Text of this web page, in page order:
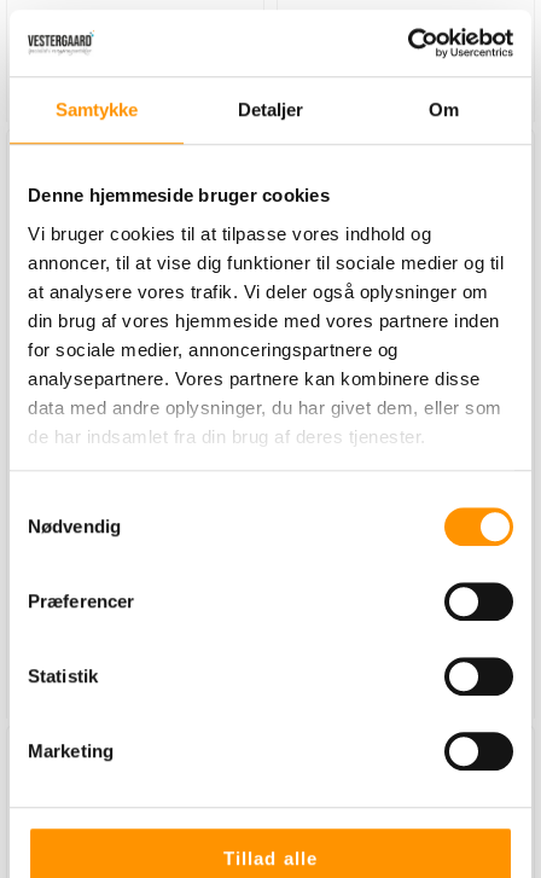
Samtykke Detaljer Om
Denne hjemmeside bruger cookies
Vi bruger cookies til at tilpasse vores indhold og
annoncer, til at vise dig funktioner til sociale medier og til
at analysere vores trafik. Vi deler også oplysninger om
din brug af vores hjemmeside med vores partnere inden
for sociale medier, annonceringspartnere og
analysepartnere. Vores partnere kan kombinere disse
data med andre oplysninger, du har givet dem, eller som
de har indsamlet fra din brug af deres tjenester.
Nødvendig
Præferencer
Statistik
Marketing
Tillad alle
Promax Proff
Select til 4
produkter
Varenummer:
2.298,00 Kr. pr. stk.
Læg i kurv
Præpareringslåg
Varenummer:
Læg i kurv